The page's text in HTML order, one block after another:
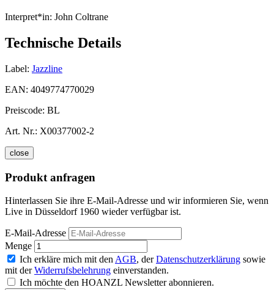
Interpret*in: John Coltrane
Technische Details
Label: Jazzline
EAN: 4049774770029
Preiscode: BL
Art. Nr.: X00377002-2
close
Produkt anfragen
Hinterlassen Sie ihre E-Mail-Adresse und wir informieren Sie, wenn
Live in Düsseldorf 1960 wieder verfügbar ist.
E-Mail-Adresse
Menge
Ich erkläre mich mit den AGB, derDatenschutzerklärung sowie
mit derWiderrufsbelehrung einverstanden.
Ich möchte den HOANZL Newsletter abonnieren.